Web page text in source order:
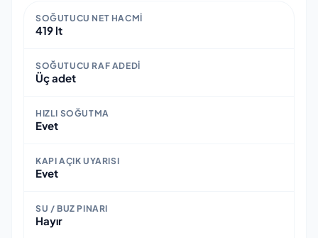
SOĞUTUCU NET HACMI
419 lt
SOĞUTUCU RAF ADEDI
Üç adet
HIZLI SOĞUTMA
Evet
KAPI AÇIK UYARISI
Evet
SU / BUZ PINARI
Hayır